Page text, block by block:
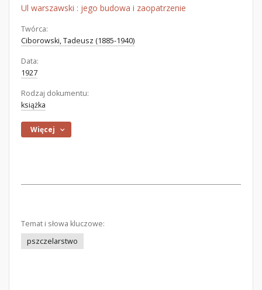
Ul warszawski : jego budowa i zaopatrzenie
Twórca:
Ciborowski, Tadeusz (1885-1940)
Data:
1927
Rodzaj dokumentu:
książka
Więcej
Temat i słowa kluczowe:
pszczelarstwo